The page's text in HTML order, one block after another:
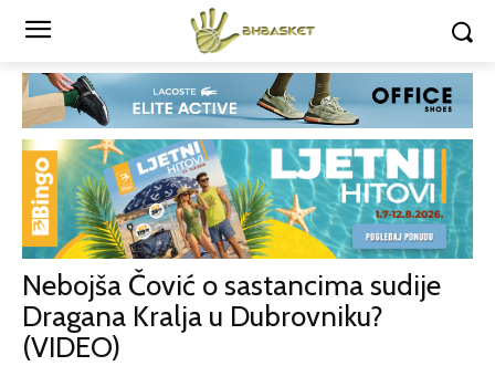
Nebojša Čović o sastancima sudije
Dragana Kralja u Dubrovniku?
(VIDEO)